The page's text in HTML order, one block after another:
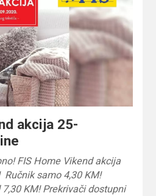
akcija 25-
FIS Home Vikend akcija
samo 4,30 KM!
KM! Prekrivači dostupni